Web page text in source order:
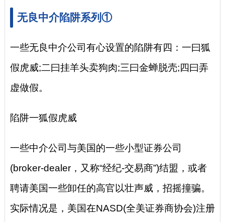
无良中介陷阱系列①
一些无良中介公司有心设置的陷阱有四：一曰狐
假虎威;二曰挂羊头卖狗肉;三曰金蝉脱壳;四曰弄
虚做假。
陷阱一狐假虎威
一些中介公司与美国的一些小型证券公司
(broker-dealer，又称“经纪-交易商”)结盟，或者
聘请美国一些卸任的高官以壮声威，招摇撞骗。
实际情况是，美国在NASD(全美证券商协会)注册